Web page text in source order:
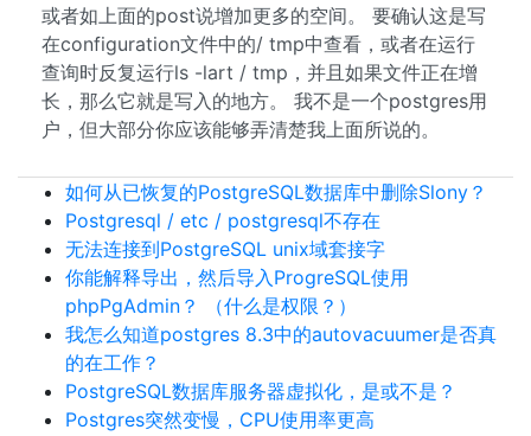
或者如上面的post说增加更多的空间。 要确认这是写
在configuration文件中的/ tmp中查看，或者在运行
查询时反复运行ls -lart / tmp，并且如果文件正在增
长，那么它就是写入的地方。 我不是一个postgres用
户，但大部分你应该能够弄清楚我上面所说的。
如何从已恢复的PostgreSQL数据库中删除Slony？
Postgresql / etc / postgresql不存在
无法连接到PostgreSQL unix域套接字
你能解释导出，然后导入ProgreSQL使用
phpPgAdmin？ （什么是权限？）
我怎么知道postgres 8.3中的autovacuumer是否真
的在工作？
PostgreSQL数据库服务器虚拟化，是或不是？
Postgres突然变慢，CPU使用率更高